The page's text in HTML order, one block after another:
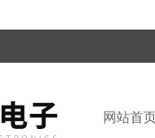
网站首